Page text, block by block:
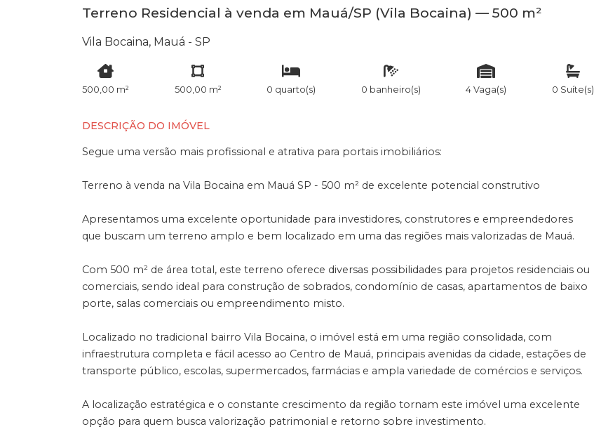
Terreno Residencial à venda em Mauá/SP (Vila Bocaina) — 500 m²
Vila Bocaina, Mauá - SP
500,00 m² 500,00 m² 0 quarto(s) 0 banheiro(s) 4 Vaga(s) 0 Suíte(s)
DESCRIÇÃO DO IMÓVEL
Segue uma versão mais profissional e atrativa para portais imobiliários:
Terreno à venda na Vila Bocaina em Mauá SP - 500 m² de excelente potencial construtivo
Apresentamos uma excelente oportunidade para investidores, construtores e empreendedores
que buscam um terreno amplo e bem localizado em uma das regiões mais valorizadas de Mauá.
Com 500 m² de área total, este terreno oferece diversas possibilidades para projetos residenciais ou
comerciais, sendo ideal para construção de sobrados, condomínio de casas, apartamentos de baixo
porte, salas comerciais ou empreendimento misto.
Localizado no tradicional bairro Vila Bocaina, o imóvel está em uma região consolidada, com
infraestrutura completa e fácil acesso ao Centro de Mauá, principais avenidas da cidade, estações de
transporte público, escolas, supermercados, farmácias e ampla variedade de comércios e serviços.
A localização estratégica e o constante crescimento da região tornam este imóvel uma excelente
opção para quem busca valorização patrimonial e retorno sobre investimento.